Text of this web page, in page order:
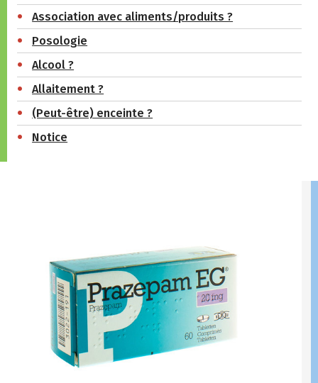
Association avec aliments/produits ?
Posologie
Alcool ?
Allaitement ?
(Peut-être) enceinte ?
Notice